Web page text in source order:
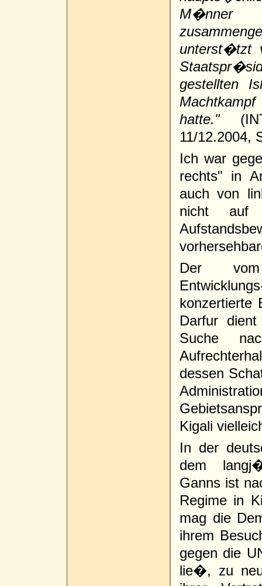
M�nner
unterst�tzt
gestellten
hatte."
11/12.2004,
Ich war
rechts" in
auch von
nicht auf
Der vom
konzertierte
Darfur
Suche
dessen
Kigali
In der
dem
Ganns ist
Regime in
mag die
ihrem
gegen die
lie�, zu